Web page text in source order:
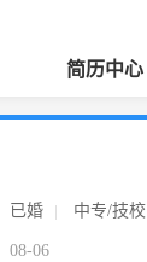
简历中心
已婚 中专/技校
08-06